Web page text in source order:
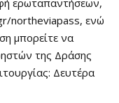
northeviapass, ενώ
μπορείτε να
της Δράσης
Δευτέρα